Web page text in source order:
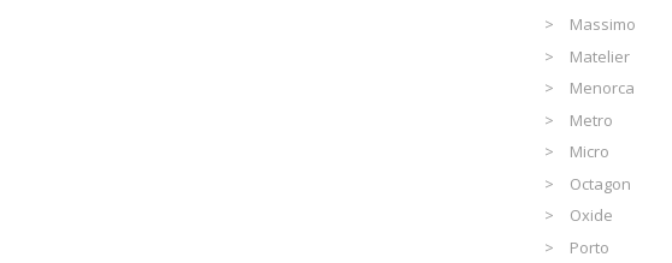
Massimo
Matelier
Menorca
Metro
Micro
Octagon
Oxide
Porto